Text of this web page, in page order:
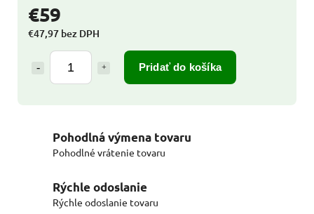
€59
€47,97 bez DPH
Pridať do košíka
Pohodlná výmena tovaru
Pohodlné vrátenie tovaru
Rýchle odoslanie
Rýchle odoslanie tovaru